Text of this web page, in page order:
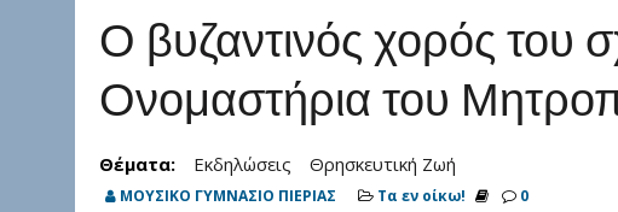
Ο βυζαντινός χορός του
Ονομαστήρια του
Θέματα: Εκδηλώσεις Θρησκευτική Ζωή
ΜΟΥΣΙΚΟ ΓΥΜΝΑΣΙΟ ΠΙΕΡΙΑΣ Τα εν οίκω! 0